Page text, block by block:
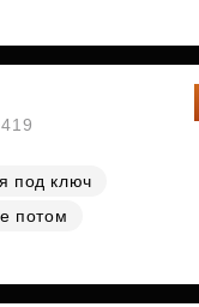
под ключ
потом